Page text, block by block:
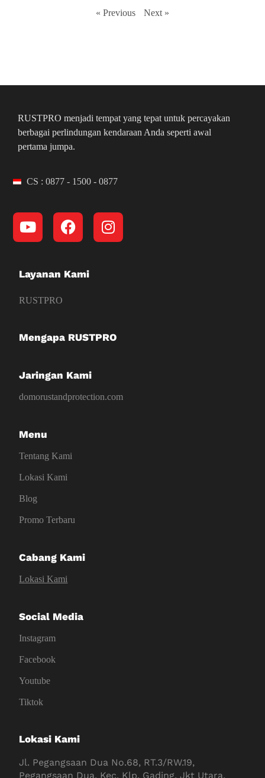
« Previous Next »
RUSTPRO menjadi tempat yang tepat untuk percayakan
berbagai perlindungan kendaraan Anda seperti awal
pertama jumpa.
CS : 0877 - 1500 - 0877
Layanan Kami
RUSTPRO
Mengapa RUSTPRO
Jaringan Kami
domorustandprotection.com
Menu
Tentang Kami
Lokasi Kami
Blog
Promo Terbaru
Cabang Kami
Lokasi Kami
Social Media
Instagram
Facebook
Youtube
Tiktok
Lokasi Kami
Jl. Pegangsaan Dua No.68, RT.3/RW.19,
Pegangsaan Dua, Kec. Klp. Gading, Jkt Utara,